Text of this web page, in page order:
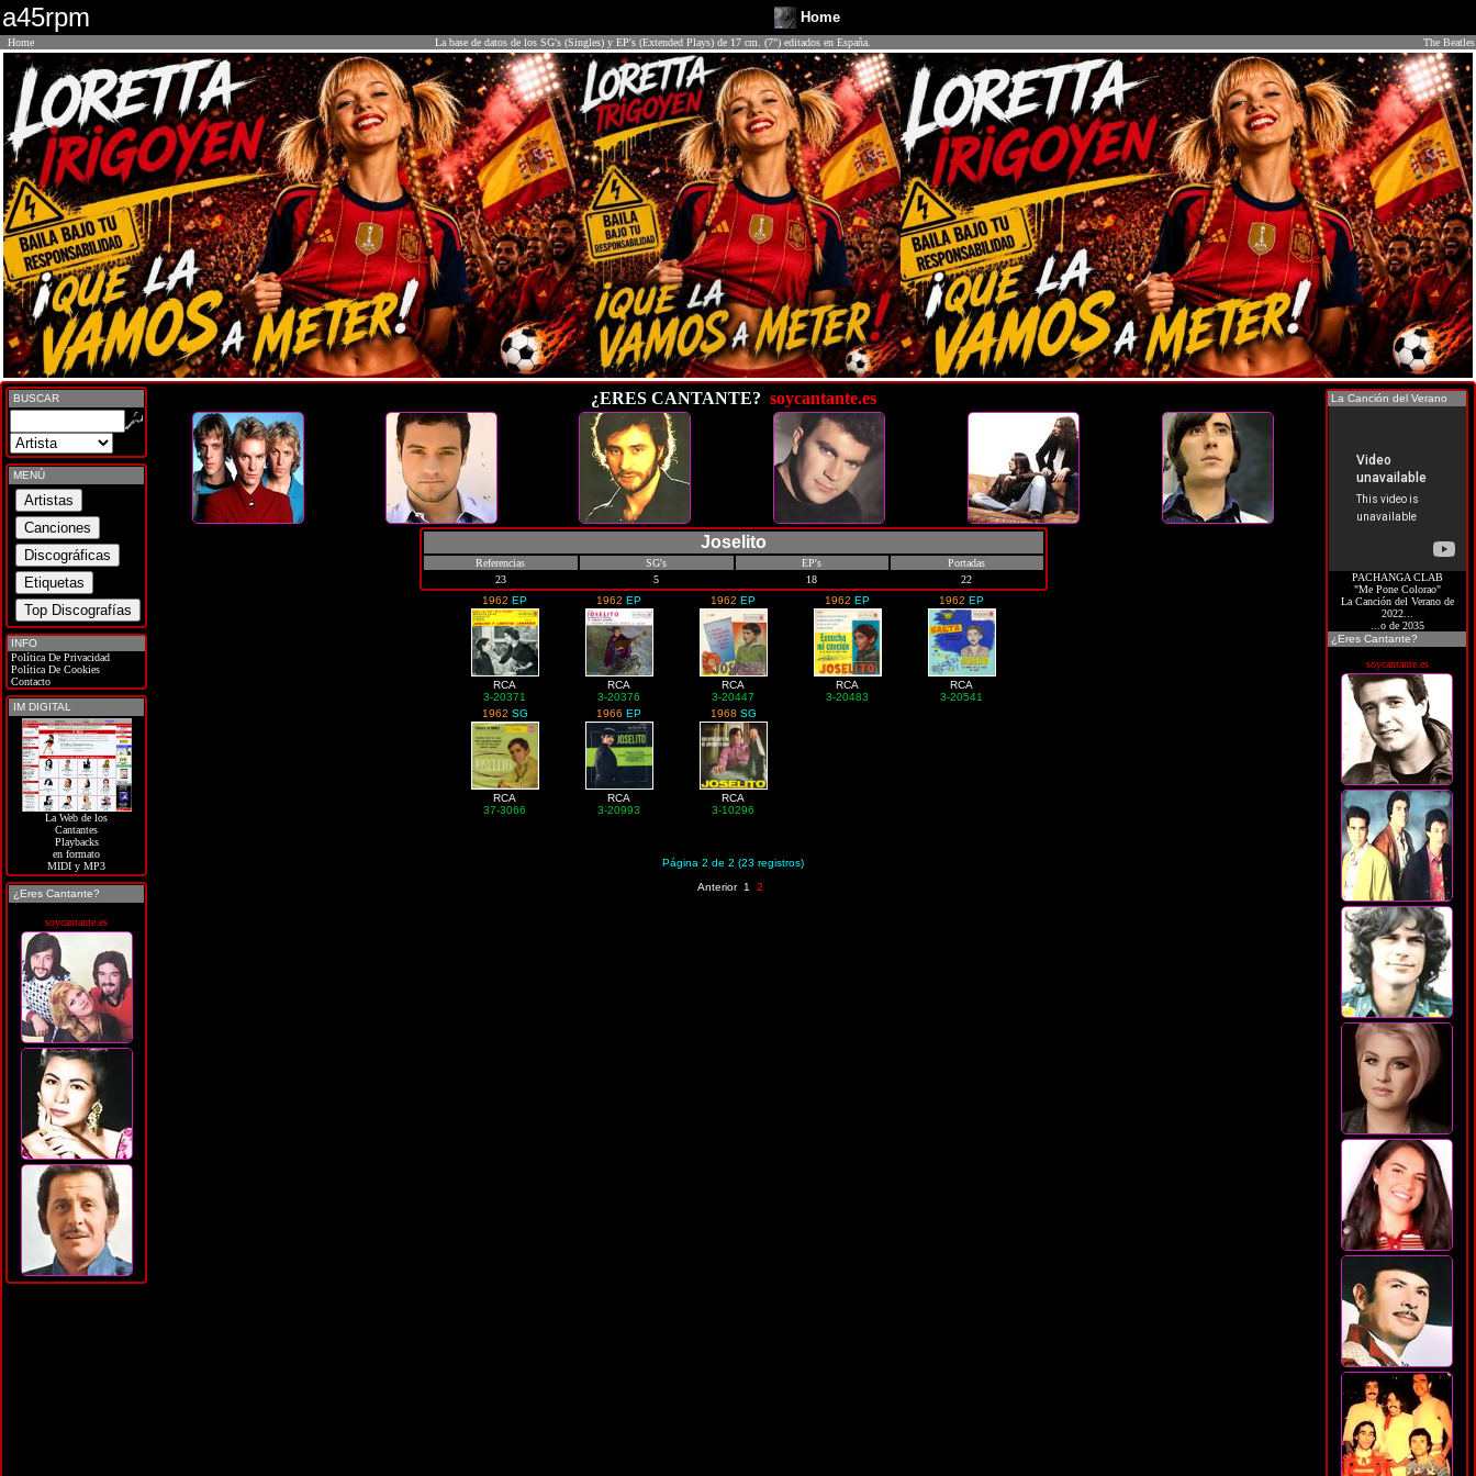
a45rpm Home
Home La base de datos de los SG's (Singles) y EP's (Extended Plays) de 17 cm. (7") editados en España. The Beatles
BUSCAR
MENÚ
INFO
Política De Privacidad
Política De Cookies
Contacto
IM DIGITAL
La Web de los
Cantantes
Playbacks
en formato
MIDI y MP3
¿Eres Cantante?
soycantante.es
¿ERES CANTANTE? soycantante.es
Joselito
Referencias SG's EP's
Portadas
23
5 18
22
1962 EP
RCA
3-20371
1962 EP
RCA
3-20376
1962 EP
RCA
3-20447
1962 EP
RCA
3-20483
1962 EP
RCA
3-20541
1962 SG
RCA
37-3066
1966 EP
RCA
3-20993
1968 SG
RCA
3-10296
Página 2 de 2 (23 registros)
Anterior
1 2
La Canción del Verano
PACHANGA CLAB
"Me Pone Colorao"
La Canción del Verano de
2022...
...o de 2035
¿Eres Cantante?
soycantante.es